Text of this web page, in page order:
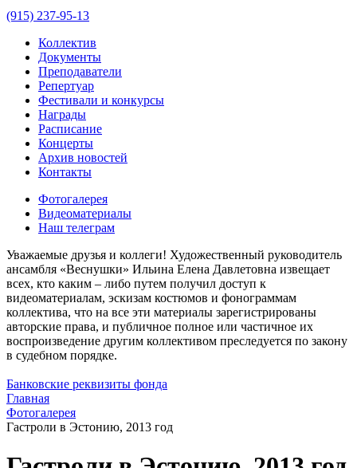
(915) 237-95-13
Коллектив
Документы
Преподаватели
Репертуар
Фестивали и конкурсы
Награды
Расписание
Концерты
Архив новостей
Контакты
Фотогалерея
Видеоматериалы
Наш телеграм
Уважаемые друзья и коллеги! Художественный руководитель
ансамбля «Веснушки» Ильина Елена Давлетовна извещает
всех, кто каким – либо путем получил доступ к
видеоматериалам, эскизам костюмов и фонограммам
коллектива, что на все эти материалы зарегистрированы
авторские права, и публичное полное или частичное их
воспроизведение другим коллективом преследуется по закону
в судебном порядке.
Банковские реквизиты фонда
Главная
Фотогалерея
Гастроли в Эстонию, 2013 год